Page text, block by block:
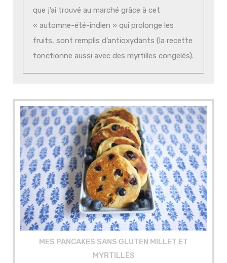
que j’ai trouvé au marché grâce à cet
« automne-été-indien » qui prolonge les
fruits, sont remplis d’antioxydants (la recette
fonctionne aussi avec des myrtilles congelés).
MES PANCAKES SANS GLUTEN MILLET ET
MYRTILLES